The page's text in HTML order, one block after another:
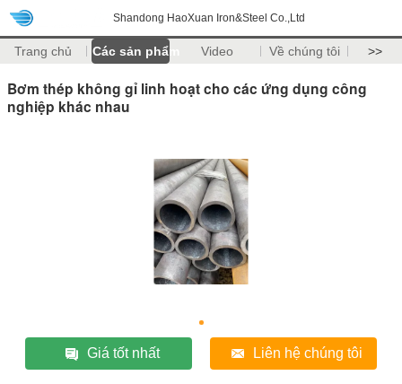
Shandong HaoXuan Iron&Steel Co.,Ltd
Trang chủ Các sản phẩm Video Về chúng tôi >>
Bơm thép không gỉ linh hoạt cho các ứng dụng công
nghiệp khác nhau
Giá tốt nhất Liên hệ chúng tôi